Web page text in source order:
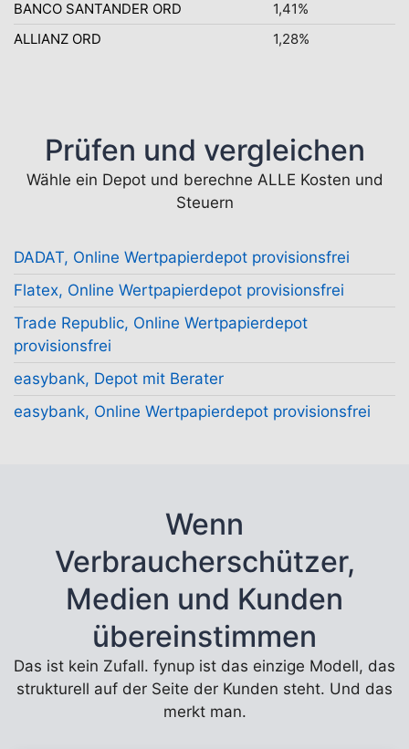
BANCO SANTANDER ORD
1,41%
ALLIANZ ORD
1,28%
Prüfen und vergleichen
Wähle ein Depot und berechne ALLE Kosten und
Steuern
DADAT, Online Wertpapierdepot provisionsfrei
Flatex, Online Wertpapierdepot provisionsfrei
Trade Republic, Online Wertpapierdepot
provisionsfrei
easybank, Depot mit Berater
easybank, Online Wertpapierdepot provisionsfrei
Wenn
Verbraucherschützer,
Medien und Kunden
übereinstimmen
Das ist kein Zufall. fynup ist das einzige Modell, das
strukturell auf der Seite der Kunden steht. Und das
merkt man.